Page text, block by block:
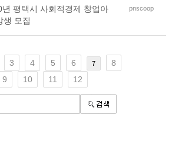
평택시 사회적경제 창업아
생 모집
pnscoop
3 4 5 6 7
8
9
10 11 12